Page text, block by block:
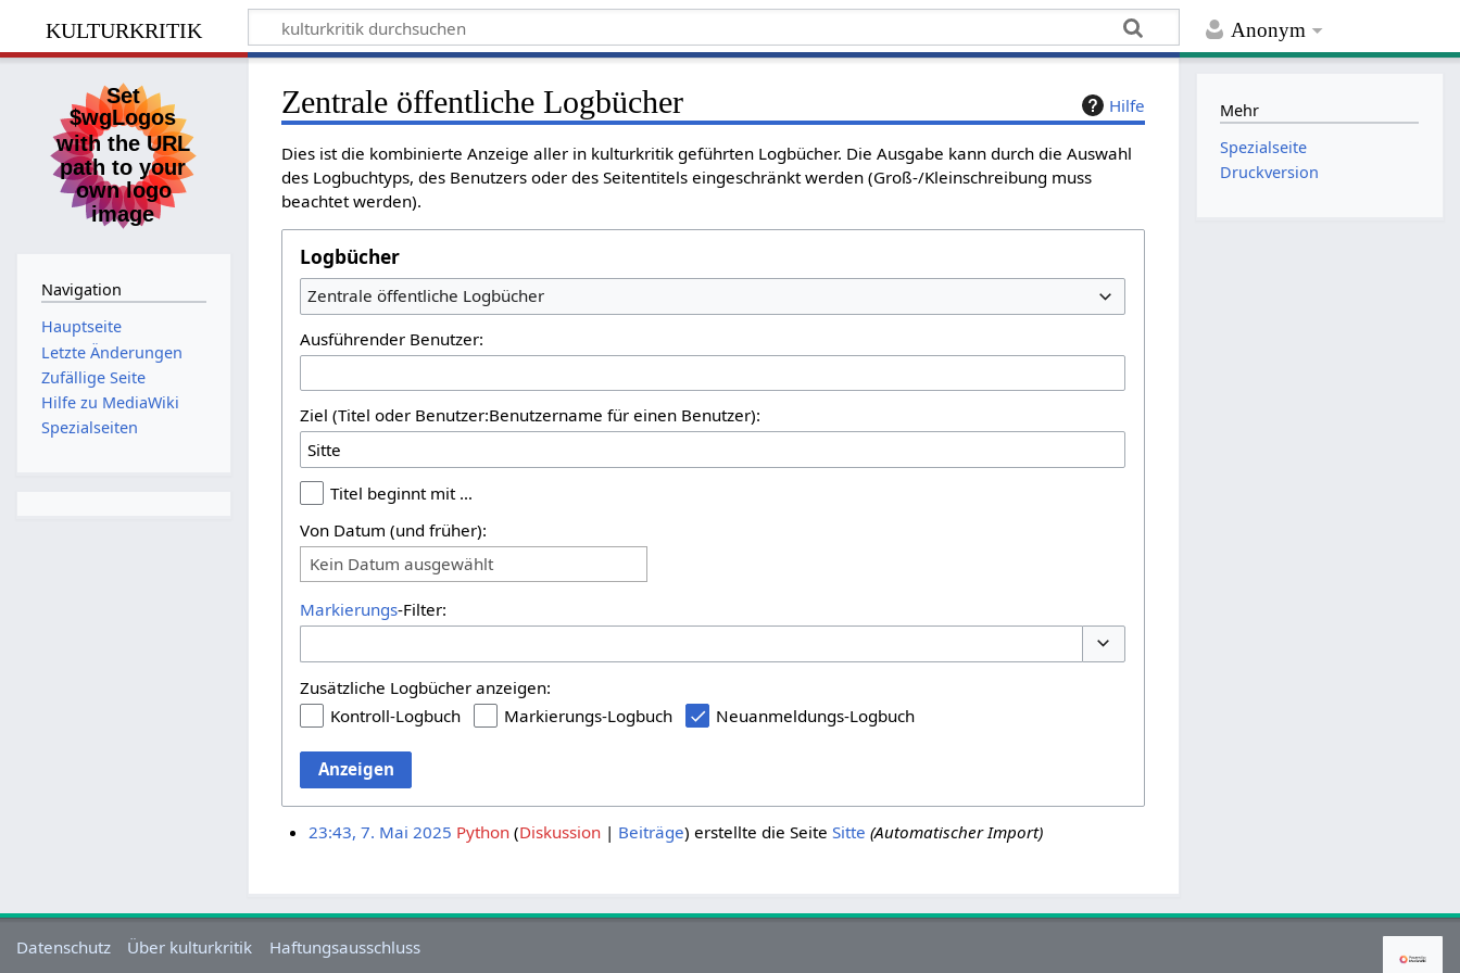
Anonym
kulturkritik
Hilfe
Zentrale öffentliche Logbücher
Dies ist die kombinierte Anzeige aller in kulturkritik geführten Logbücher. Die Ausgabe kann durch die Auswahl
des Logbuchtyps, des Benutzers oder des Seitentitels eingeschränkt werden (Groß-/Kleinschreibung muss
beachtet werden).
Logbücher
Zentrale öffentliche Logbücher
Ausführender Benutzer:
Ziel (Titel oder Benutzer:Benutzername für einen Benutzer):
Titel beginnt mit …
Von Datum (und früher):
Kein Datum ausgewählt
Markierungs-Filter:
Zusätzliche Logbücher anzeigen:
Kontroll-Logbuch
Markierungs-Logbuch Neuanmeldungs-Logbuch
Anzeigen
23:43, 7. Mai 2025 Python Diskussion Beiträge erstellte die Seite Sitte (Automatischer Import)
Navigation
Hauptseite
Letzte Änderungen
Zufällige Seite
Hilfe zu MediaWiki
Spezialseiten
Mehr
Spezialseite
Druckversion
Datenschutz Über kulturkritik Haftungsausschluss